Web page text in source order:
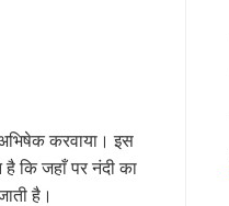
करवाया। इस
कि जहाँ पर नंदी का
है।